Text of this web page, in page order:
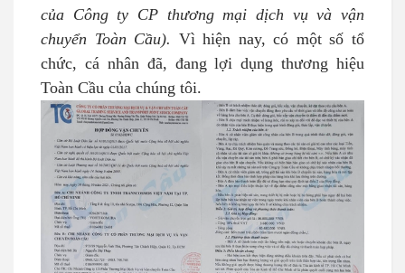
của Công ty CP thương mại dịch vụ và vận
chuyển Toàn Cầu). Vì hiện nay, có một số tổ
chức, cá nhân đã, đang lợi dụng thương hiệu
Toàn Cầu của chúng tôi.